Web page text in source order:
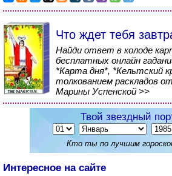
Что ждет тебя
Найди ответ в колоде
бесплатных онлайн
*Карта дня*, *Кельтский
толкованием раскладов
Марины Успенской >>
Твой звездный
Кто ты по лучшим
Интересное на сайте